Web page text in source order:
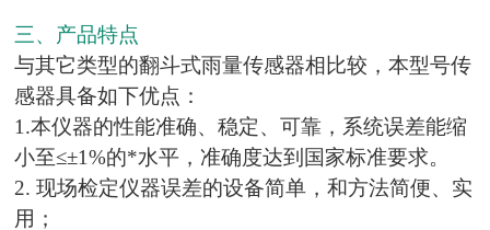
三、产品特点
与其它类型的翻斗式雨量传感器相比较，本型号传
感器具备如下优点：
1.本仪器的性能准确、稳定、可靠，系统误差能缩
小至≤±1%的*水平，准确度达到国家标准要求。
2. 现场检定仪器误差的设备简单，和方法简便、实
用；